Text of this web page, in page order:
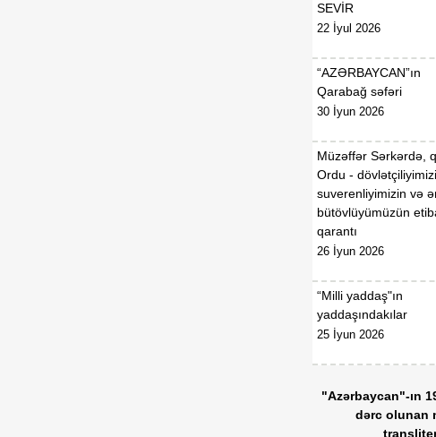
SEVİR
22 İyul 2026
“AZƏRBAYCAN”ın
Qarabağ səfəri
30 İyun 2026
Müzəffər Sərkərdə,
Ordu -
suverenliyimizin və
bütövlüyümüzün
qarantı
26 İyun 2026
“Milli yaddaş"ın
yaddaşındakılar
25 İyun 2026
"Azərbaycan"-ın
dərc olunan